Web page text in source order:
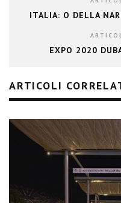
ITALIA: O DELLA
EXPO 2020
ARTICOLI